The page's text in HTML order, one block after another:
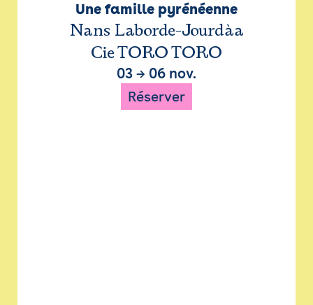
Une famille pyrénéenne
Nans Laborde-Jourdàa
Cie TORO TORO
03 → 06 nov.
Réserver